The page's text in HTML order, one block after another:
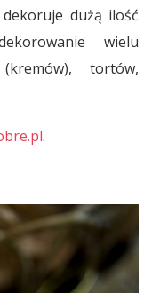
dekoruje dużą ilość
wielu
tortów,
.